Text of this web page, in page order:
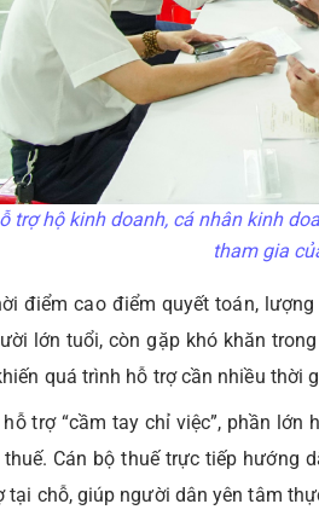
trợ hộ kinh doanh, cá nhân kinh
tham gia
điểm cao điểm quyết toán,
lớn tuổi, còn gặp khó khăn
quá trình hỗ trợ cần nhiều thời
trợ “cầm tay chỉ việc”, phần
Cán bộ thuế trực tiếp hướng
tại chỗ, giúp người dân yên tâm